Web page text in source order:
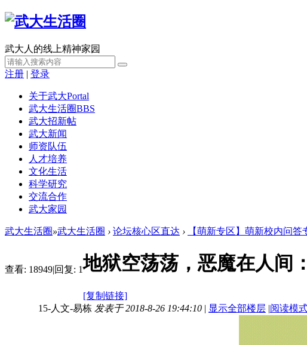
武大人的线上精神家园
注册 | 登录
关于武大Portal
武大生活圈BBS
武大招新帖
武大新闻
师资队伍
人才培养
文化生活
科学研究
交流合作
武大家园
武大生活圈»武大生活圈 › 论坛核心区直达 › 【萌新专区】萌新校内问答
查看: 18949|回复: 1地狱空荡荡，恶魔在人间
[复制链接]
15-人文-易栋 发表于 2018-8-26 19:44:10 | 显示全部楼层 |阅读模